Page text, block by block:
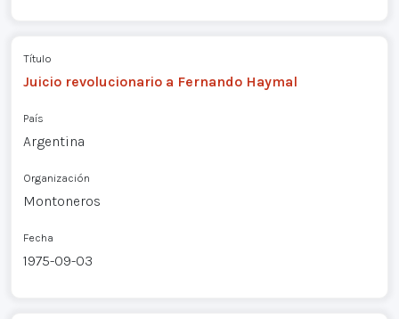
Título
Juicio revolucionario a Fernando Haymal
País
Argentina
Organización
Montoneros
Fecha
1975-09-03